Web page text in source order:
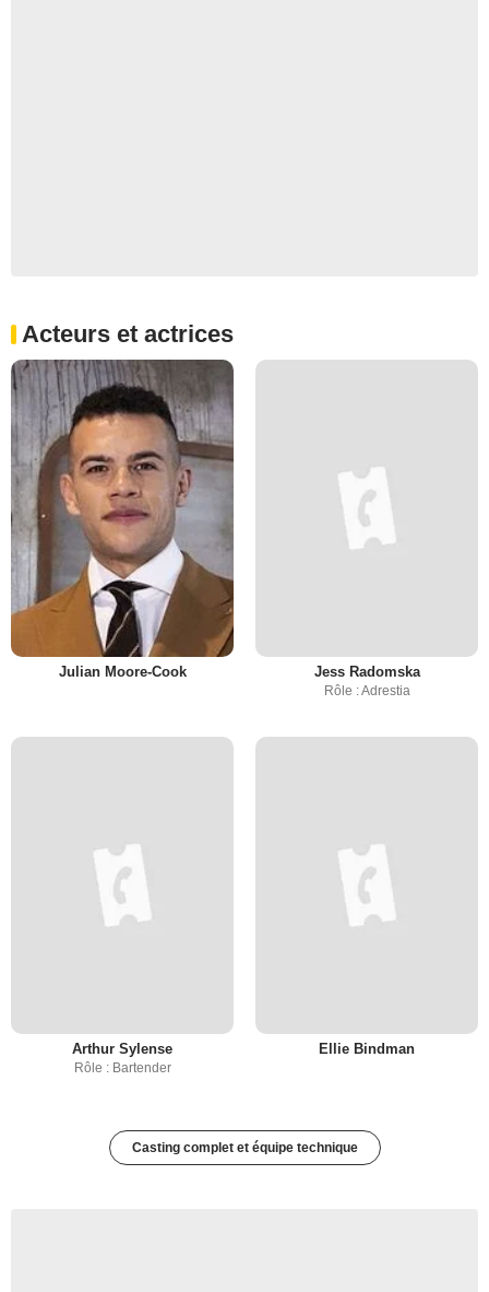
Acteurs et actrices
Julian Moore-Cook Jess Radomska
Rôle : Adrestia
Arthur Sylense
Rôle : Bartender
Ellie Bindman
Casting complet et équipe technique